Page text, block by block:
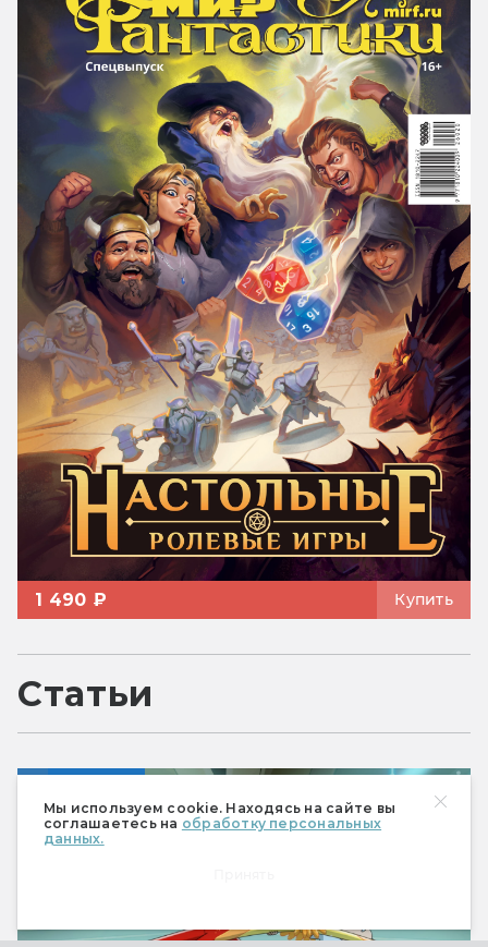
Мы используем cookie. Находясь на сайте вы
соглашаетесь на обработку персональных
данных.
1 490 ₽ Купить
Статьи